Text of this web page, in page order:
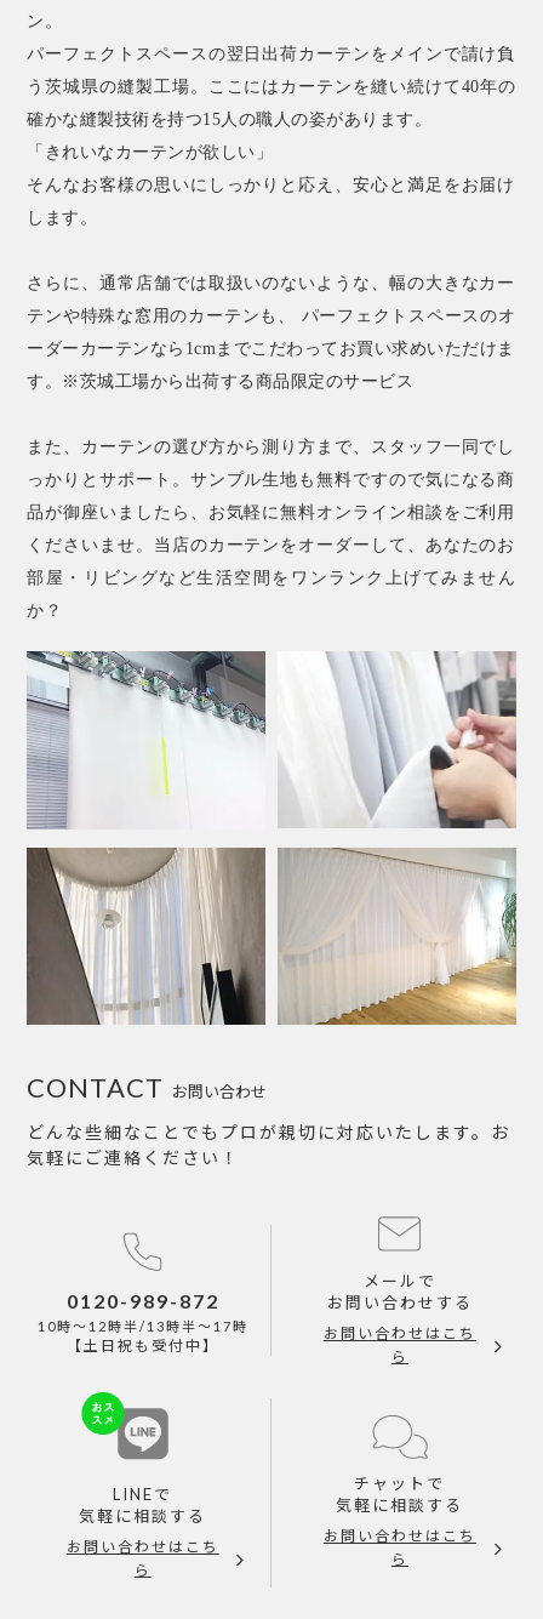
ン。
パーフェクトスペースの翌日出荷カーテンをメインで請け負
う茨城県の縫製工場。ここにはカーテンを縫い続けて40年の
確かな縫製技術を持つ15人の職人の姿があります。
「きれいなカーテンが欲しい」
そんなお客様の思いにしっかりと応え、安心と満足をお届け
します。
さらに、通常店舗では取扱いのないような、幅の大きなカー
テンや特殊な窓用のカーテンも、 パーフェクトスペースのオ
ーダーカーテンなら1cmまでこだわってお買い求めいただけま
す。※茨城工場から出荷する商品限定のサービス
また、カーテンの選び方から測り方まで、スタッフ一同でし
っかりとサポート。サンプル生地も無料ですので気になる商
品が御座いましたら、お気軽に無料オンライン相談をご利用
くださいませ。当店のカーテンをオーダーして、あなたのお
部屋・リビングなど生活空間をワンランク上げてみません
か？
お問い合わせ
CONTACT
どんな些細なことでもプロが親切に対応いたします。お
気軽にご連絡ください！
0120-989-872
10時～12時半/13時半～17時
【土日祝も受付中】
メールで
お問い合わせする
お問い合わせはこち
ら
LINEで
気軽に相談する
お問い合わせはこち
ら
チャットで
気軽に相談する
お問い合わせはこち
ら